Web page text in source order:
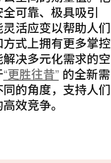
可靠、极具吸引
活应变以帮助人们
式上拥有更多掌控
决多元化需求的空
“更胜往昔”的全新需
的角度，支持人们
效竞争。